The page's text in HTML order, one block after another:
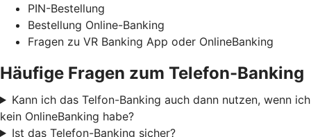
PIN-Bestellung
Bestellung Online-Banking
Fragen zu VR Banking App oder OnlineBanking
Häufige Fragen zum Telefon-Banking
Kann ich das Telfon-Banking auch dann nutzen, wenn ich
kein OnlineBanking habe?
Ist das Telefon-Banking sicher?